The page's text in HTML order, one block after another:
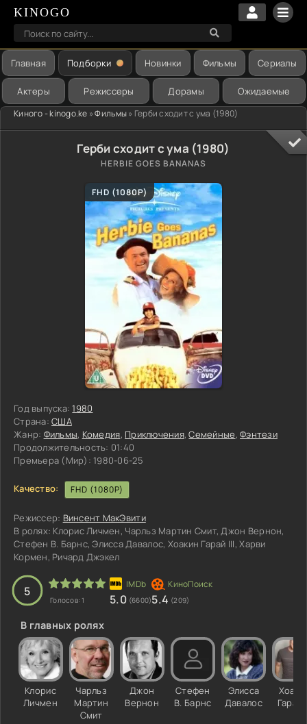
KINOGO
Главная Подборки Новинки Фильмы Сериалы
Актеры Режиссеры Дорамы Ожидаемые
Киного - kinogo.ke »Фильмы» Герби сходит с ума (1980)
Герби сходит с ума (1980)
HERBIE GOES BANANAS
FHD (1080P)
Год выпуска: 1980
Страна: США
Жанр: Фильмы, Комедия, Приключения,Семейные,Фэнтези
Продолжительность: 01:40
Премьера (Мир): 1980-06-25
Качество: FHD (1080P)
Режиссер: Винсент МакЭвити
В ролях: Клорис Личмен, Чарльз Мартин Смит, Джон Вернон,
Стефен В. Барнс, Элисса Давалос, Хоакин Гарай III, Харви
Кормен, Ричард Джэкел
5
Голосов:1
4
5
5.0 (6600)5.4 (209)
В главных ролях
Клорис
Личмен
Чарльз
Мартин
Смит
Джон
Вернон
Стефен
В. Барнс
Элисса
Давалос
Гарай